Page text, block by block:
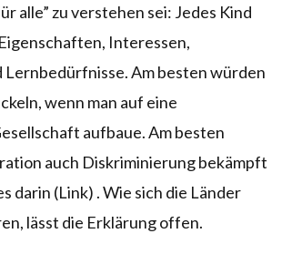
alle” zu verstehen sei: Jedes Kind
Interessen,
Lernbedürfnisse. Am besten würden
wenn man auf eine
aufbaue. Am besten
auch Diskriminierung bekämpft
darin (Link) . Wie sich die Länder
lässt die Erklärung offen.